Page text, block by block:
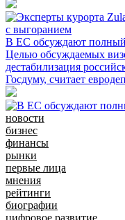
В ЕС обсуждают полный
Целью обсуждаемых
дестабилизация
Госдуму, считает
новости
бизнес
финансы
рынки
первые лица
мнения
рейтинги
биографии
цифровое развитие